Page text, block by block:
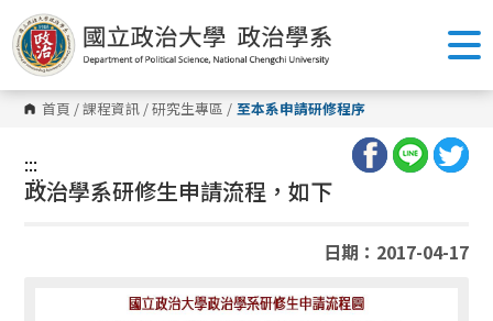
跳
到
主
要
內
容
區 首頁 /課程資訊 /研究生專區 / 至本系申請研修程序
:::
:::
政治學系研修生申請流程，如下
日期：2017-04-17